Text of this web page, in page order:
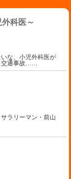
外科医～
な、小児外科医が
通事故…
ラリーマン・前山